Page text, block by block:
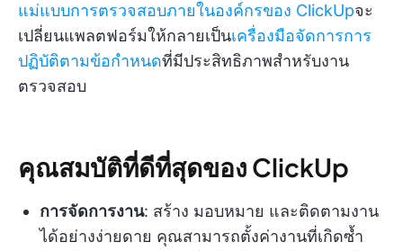
แม่แบบการตรวจสอบภายในองค์กรของ ClickUpจะ
เปลี่ยนแพลตฟอร์มให้กลายเป็นเครื่องมือจัดการการ
ปฏิบัติตามข้อกำหนดที่มีประสิทธิภาพสำหรับงาน
ตรวจสอบ
คุณสมบัติที่ดีที่สุดของ ClickUp
การจัดการงาน: สร้าง มอบหมาย และติดตามงาน
ได้อย่างง่ายดาย คุณสามารถตั้งค่างานที่เกิดซ้ำ